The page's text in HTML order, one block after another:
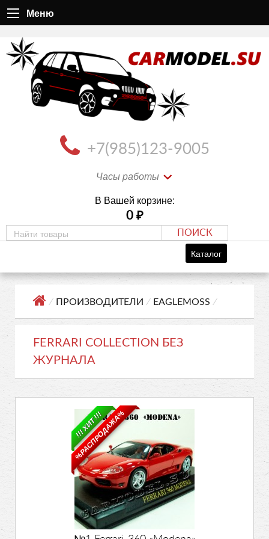
Меню
+7(985)123-9005
Часы работы
В Вашей корзине:
0 ₽
ПОИСК
Каталог
⁄ ПРОИЗВОДИТЕЛИ ⁄ EAGLEMOSS ⁄
FERRARI COLLECTION БЕЗ
ЖУРНАЛА
!!! ХИТ !!!
%РАСПРОДАЖА%